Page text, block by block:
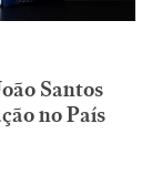
Santos
no País